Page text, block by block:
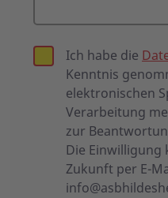
Ich habe die
Kenntnis
elektronischen
Verarbeitung
zur
Die Einwilligung
Zukunft per E-